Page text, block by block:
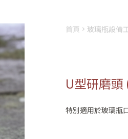
首頁 玻璃瓶設備
U型研磨頭
特別適用於玻璃瓶